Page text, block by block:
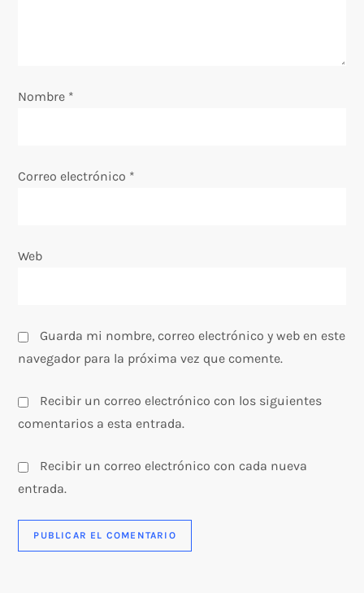
n
r
d
s
Nombre *
Correo electrónico *
Web
Guarda mi nombre, correo electrónico y web en este
navegador para la próxima vez que comente.
Recibir un correo electrónico con los siguientes
comentarios a esta entrada.
Recibir un correo electrónico con cada nueva
entrada.